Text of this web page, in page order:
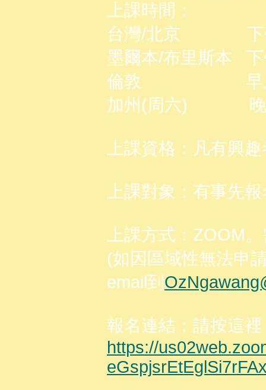
上課時間：
台灣/北京 下午
墨爾本/布里斯本
倫敦 早上5-6
加州(周六) 晚上
上課資格：凡有興
上課對象：有事先
上課方式：ZOOM
(如因區域性無法申
email到
報名連結：請按這裡
https://